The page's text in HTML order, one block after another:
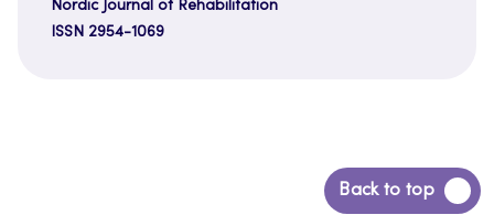
Nordic Journal of Rehabilitation
ISSN 2954-1069
Back to top
Back